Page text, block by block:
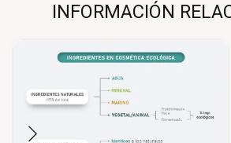
INFORMACIÓN